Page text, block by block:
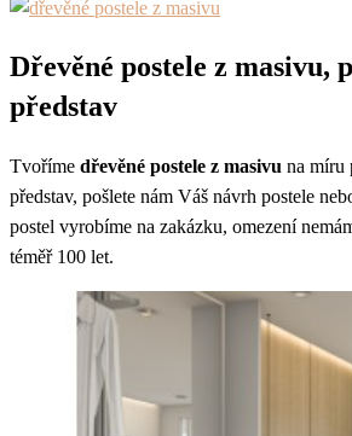
Dřevěné postele z masivu,
představ
Tvoříme dřevěné postele z masivu na míru
představ, pošlete nám Váš návrh postele
postel vyrobíme na zakázku, omezení
téměř 100 let.